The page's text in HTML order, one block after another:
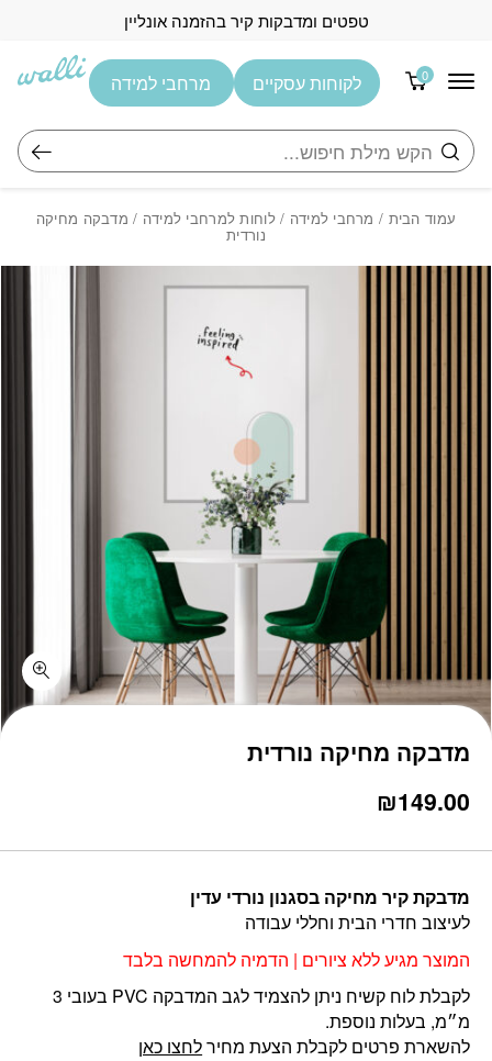
טפטים ומדבקות קיר בהזמנה אונליין
0
חיפוש
לקוחות עסקיים מרחבי למידה
עמוד הבית / מרחבי למידה /לוחות למרחבי למידה / מדבקה מחיקה
נורדית
מדבקה מחיקה נורדית
₪149.00
מדבקת קיר מחיקה בסגנון נורדי עדין
לעיצוב חדרי הבית וחללי עבודה
המוצר מגיע ללא ציורים | הדמיה להמחשה בלבד
לקבלת לוח קשיח ניתן להצמיד לגב המדבקה PVC בעובי 3
מ״מ, בעלות נוספת.
להשארת פרטים לקבלת הצעת מחירלחצו כאן
כמות מדבקה מחיקה נורדית